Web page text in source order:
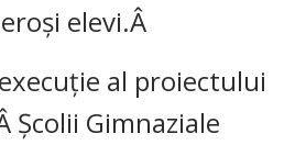
elevi.Â
al proiectului
Școlii Gimnaziale